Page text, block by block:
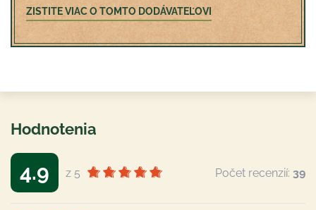
ZISTITE VIAC O TOMTO DODÁVATEĽOVI
Hodnotenia
4.9 z 5 Počet recenzií: 39